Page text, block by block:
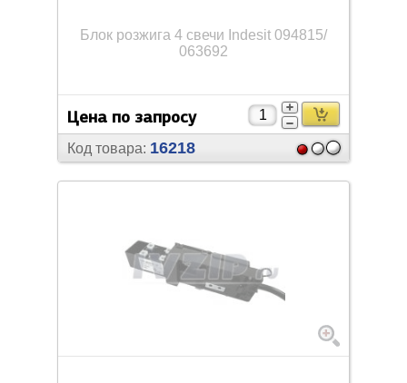
Блок розжига 4 свечи Indesit 094815/
063692
Цена по запросу
Код товара: 16218